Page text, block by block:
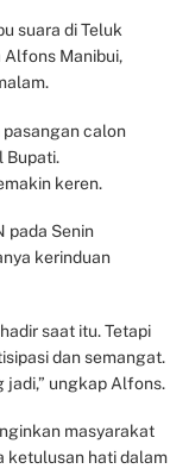
suara di Teluk
Alfons Manibui,
calon
Bupati.
keren.
pada Senin
kerinduan
saat itu. Tetapi
dan semangat.
jadi,” ungkap Alfons.
masyarakat
ketulusan hati dalam